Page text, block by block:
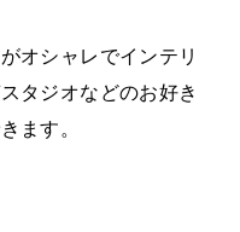
オシャレでインテリ
タジオなどのお好き
ます。